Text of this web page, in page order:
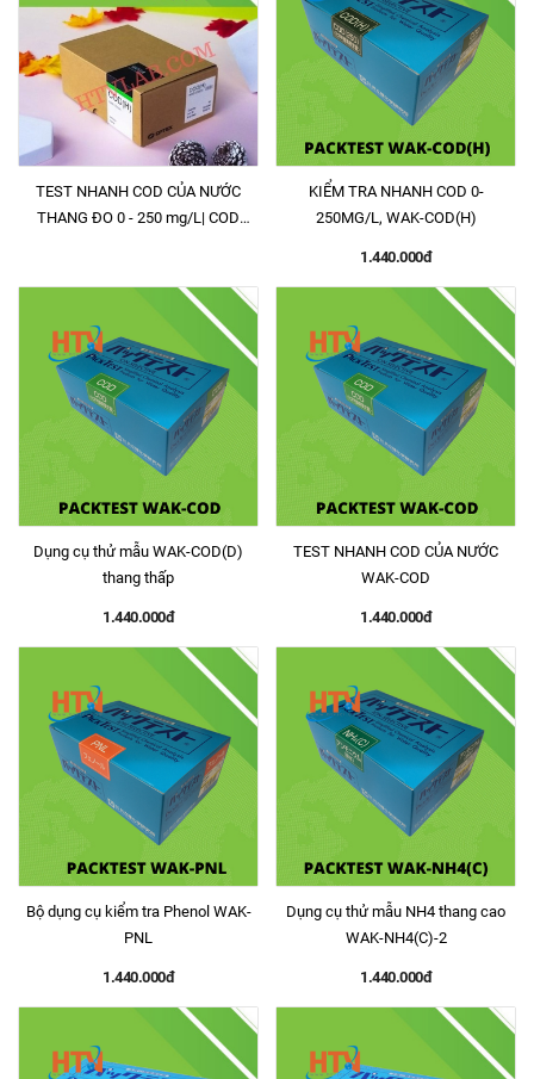
TEST NHANH COD CỦA NƯỚC
THANG ĐO 0 - 250 mg/L| COD
KIỂM TRA NHANH COD 0-
250MG/L, WAK-COD(H)
1.440.000đ
Dụng cụ thử mẫu WAK-COD(D)
thang thấp
1.440.000đ
TEST NHANH COD CỦA NƯỚC
WAK-COD
1.440.000đ
Bộ dụng cụ kiểm tra Phenol WAK-
PNL
1.440.000đ
Dụng cụ thử mẫu NH4 thang cao
WAK-NH4(C)-2
1.440.000đ